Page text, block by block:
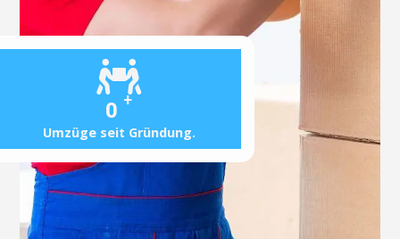
0 +
Umzüge seit Gründung.